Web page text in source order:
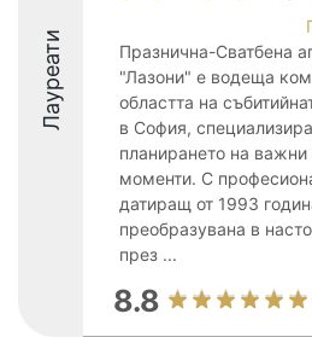
Лауреати
Празнична-Сватбена
"Лазони" е водеща
областта на
в София,
планирането на
моменти. С
датиращ от 1993
преобразувана в
през ...
8.8